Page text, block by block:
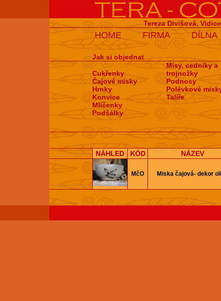
Tereza Divišová,
HOME FIRMA DÍLNA
Jak si objednat
Cukřenky
Čajové misky
Hrnky
Konvice
Mlíčenky
Podšálky
Mísy, cedníky a
trojnožky
Podnosy
Polévkové
Talíře
NÁHLED KÓD NÁZEV
MčO Miska čajová- dekor